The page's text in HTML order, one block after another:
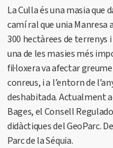
La Culla és una masia que
camí ral que unia Manresa
300 hectàrees de terrenys
una de les masies més
fil·loxera va afectar
conreus, i a l’entorn de
deshabitada. Actualment
Bages, el Consell
didàctiques del GeoParc.
Parc de la Séquia.